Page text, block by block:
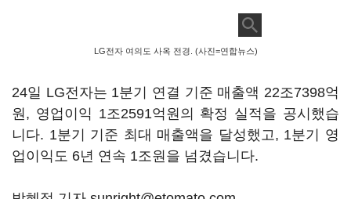
LG전자 여의도 사옥 전경. (사진=연합뉴스)
24일 LG전자는 1분기 연결 기준 매출액 22조7398억
원, 영업이익 1조2591억원의 확정 실적을 공시했습
니다. 1분기 기준 최대 매출액을 달성했고, 1분기 영
업이익도 6년 연속 1조원을 넘겼습니다.